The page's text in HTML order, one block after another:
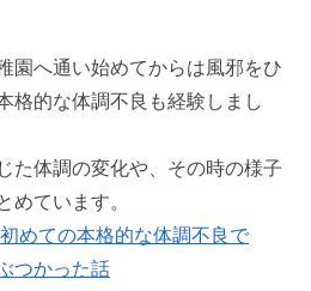
園へ通い始めてからは風邪をひ
格的な体調不良も経験しまし
た体調の変化や、その時の様子
めています。
めての本格的な体調不良で
つかった話